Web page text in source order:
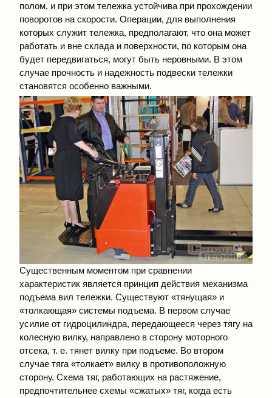
полом, и при этом тележка устойчива при прохождении
поворотов на скорости. Операции, для выполнения
которых служит тележка, предполагают, что она может
работать и вне склада и поверхности, по которым она
будет передвигаться, могут быть неровными. В этом
случае прочность и надежность подвески тележки
становятся особенно важными.
Существенным моментом при сравнении
характеристик является принцип действия механизма
подъема вил тележки. Существуют «тянущая» и
«толкающая» системы подъема. В первом случае
усилие от гидроцилиндра, передающееся через тягу на
колесную вилку, направлено в сторону моторного
отсека, т. е. тянет вилку при подъеме. Во втором
случае тяга «толкает» вилку в противоположную
сторону. Схема тяг, работающих на растяжение,
предпочтительнее схемы «сжатых» тяг, когда есть